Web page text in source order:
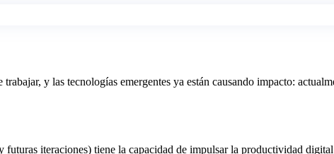
y las tecnologías emergentes ya están causando impacto:
iteraciones) tiene la capacidad de impulsar la productividad